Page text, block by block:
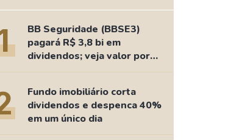
Dividendos
Ideias
Agenda de Dividendos
Radar do Dividendo Inteligente
BB Seguridade (BBSE3)
pagará R$ 3,8 bi em
dividendos; veja valor por
ação
Fundo imobiliário corta
dividendos e despenca 40%
em um único dia